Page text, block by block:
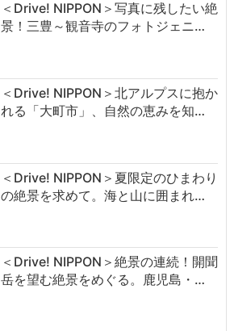
＜Drive! NIPPON＞写真に残したい絶
景！三豊～観音寺のフォトジェニ…
＜Drive! NIPPON＞北アルプスに抱か
れる「大町市」、自然の恵みを知…
＜Drive! NIPPON＞夏限定のひまわり
の絶景を求めて。海と山に囲まれ…
＜Drive! NIPPON＞絶景の連続！開聞
岳を望む絶景をめぐる。鹿児島・…